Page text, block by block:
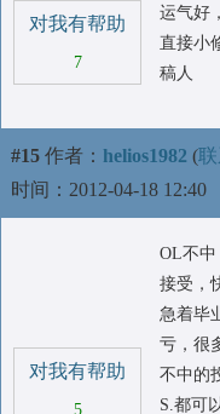
对我有帮助
7
运气好
直接小
稿人
#15 作者： helios1982 (
时间：2012-04-18 12:40
对我有帮助
5
OL不中
接受，
急着毕
亏，很
不中的
S.都可